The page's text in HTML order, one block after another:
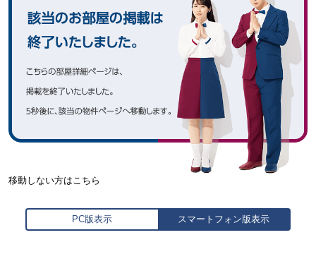
移動しない方はこちら
PC版表示 スマートフォン版表示